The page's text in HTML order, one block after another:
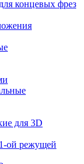
концевых фрез
для 3D
ой режущей